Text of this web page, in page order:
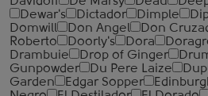
Dewar's
Dictador Dimple
Domwill
Don Angel Don
Roberto
Doorly's Dora
Drambuie
Drop of Ginger
Gunpowder
Du Pere Laize
Garden
Edgar Sopper